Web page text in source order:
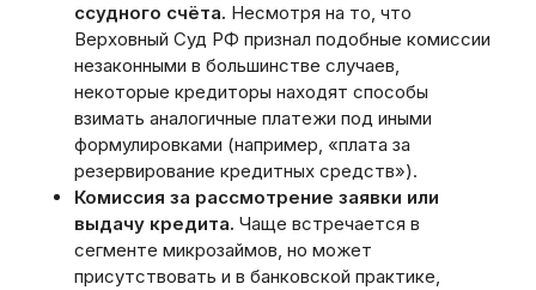
ссудного счёта. Несмотря на то, что
Верховный Суд РФ признал подобные комиссии
незаконными в большинстве случаев,
некоторые кредиторы находят способы
взимать аналогичные платежи под иными
формулировками (например, «плата за
резервирование кредитных средств»).
Комиссия за рассмотрение заявки или
выдачу кредита. Чаще встречается в
сегменте микрозаймов, но может
присутствовать и в банковской практике,